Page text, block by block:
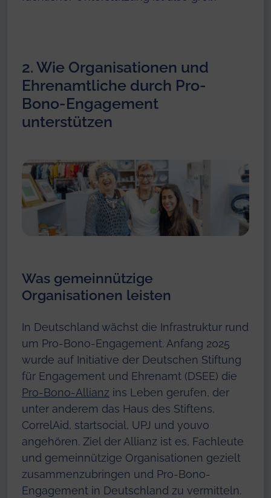
2. Wie Organisationen und
Ehrenamtliche durch Pro-
Bono-Engagement
unterstützen
Was gemeinnützige
Organisationen leisten
In Deutschland wächst die Infrastruktur rund
um Pro-Bono-Engagement. Anfang 2025
wurde auf Initiative der Deutschen Stiftung
für Engagement und Ehrenamt (DSEE) die
Pro-Bono-Allianz ins Leben gerufen, der
unter anderem das Haus des Stiftens,
CorrelAid, startsocial, UPJ und youvo
angehören. Ziel der Allianz ist es, Fachleute
und gemeinnützige Organisationen gezielt
zusammenzubringen und Pro-Bono-
Engagement in Deutschland zu vermitteln.